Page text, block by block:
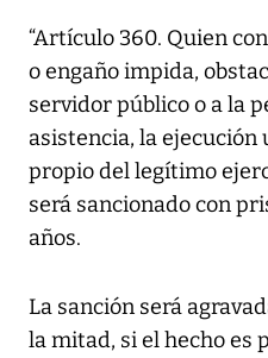
“Artículo 360. Quien
o engaño impida,
servidor público o a la
asistencia, la ejecución
propio del legítimo
será sancionado con
años.
La sanción será
la mitad, si el hecho es